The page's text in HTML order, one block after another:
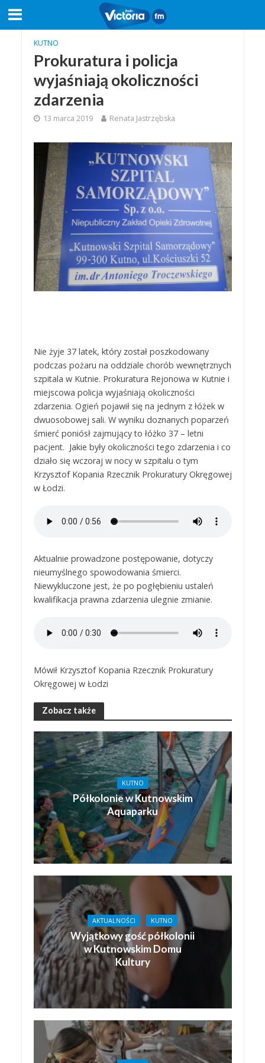
KUTNO
Prokuratura i policja
wyjaśniają okoliczności
zdarzenia
13 marca 2019 Renata Jastrzębska
Nie żyje 37 latek, który został poszkodowany
podczas pożaru na oddziale chorób wewnętrznych
szpitala w Kutnie. Prokuratura Rejonowa w Kutnie i
miejscowa policja wyjaśniają okoliczności
zdarzenia. Ogień pojawił się na jednym z łóżek w
dwuosobowej sali. W wyniku doznanych poparzeń
śmierć poniósł zajmujący to łóżko 37 – letni
pacjent. Jakie były okoliczności tego zdarzenia i co
działo się wczoraj w nocy w szpitalu o tym
Krzysztof Kopania Rzecznik Prokuratury Okręgowej
w Łodzi.
Aktualnie prowadzone postępowanie, dotyczy
nieumyślnego spowodowania śmierci.
Niewykluczone jest, że po pogłębieniu ustaleń
kwalifikacja prawna zdarzenia ulegnie zmianie.
Mówił Krzysztof Kopania Rzecznik Prokuratury
Okręgowej w Łodzi
Zobacz także
KUTNO
Półkolonie w Kutnowskim
Aquaparku
AKTUALNOŚCI KUTNO
Wyjątkowy gość półkolonii
w Kutnowskim Domu
Kultury